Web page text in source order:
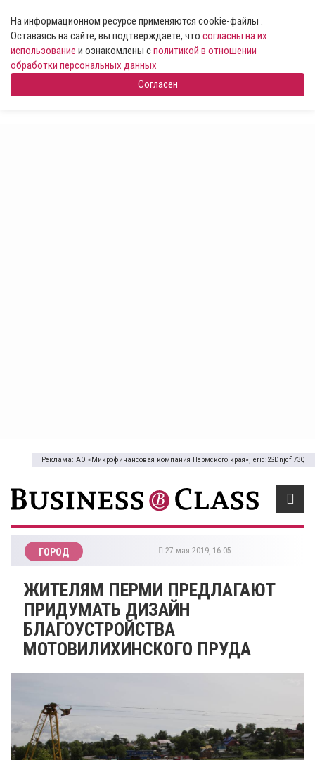
На информационном ресурсе применяются cookie-файлы .
Оставаясь на сайте, вы подтверждаете, что согласны на их
использование и ознакомлены сполитикой в отношении
обработки персональных данных
Согласен
Реклама: АО «Микрофинансовая компания Пермского края», erid:2SDnjcfi73Q
ГОРОД 27 мая 2019, 16:05
ЖИТЕЛЯМ ПЕРМИ ПРЕДЛАГАЮТ
ПРИДУМАТЬ ДИЗАЙН
БЛАГОУСТРОЙСТВА
МОТОВИЛИХИНСКОГО ПРУДА